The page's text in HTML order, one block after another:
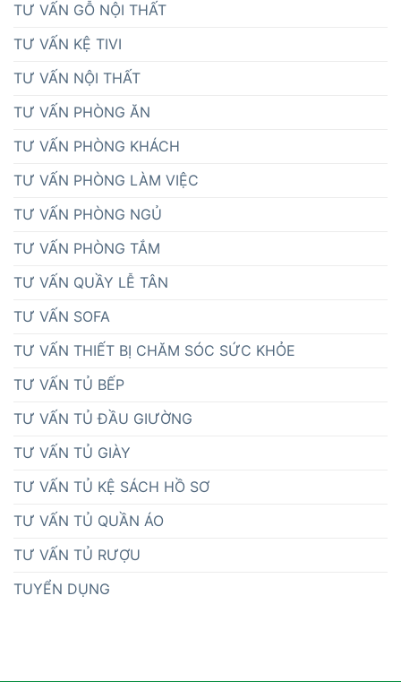
TƯ VẤN GỖ NỘI THẤT
TƯ VẤN KỆ TIVI
TƯ VẤN NỘI THẤT
TƯ VẤN PHÒNG ĂN
TƯ VẤN PHÒNG KHÁCH
TƯ VẤN PHÒNG LÀM VIỆC
TƯ VẤN PHÒNG NGỦ
TƯ VẤN PHÒNG TẮM
TƯ VẤN QUẦY LỄ TÂN
TƯ VẤN SOFA
TƯ VẤN THIẾT BỊ CHĂM SÓC SỨC KHỎE
TƯ VẤN TỦ BẾP
TƯ VẤN TỦ ĐẦU GIƯỜNG
TƯ VẤN TỦ GIÀY
TƯ VẤN TỦ KỆ SÁCH HỒ SƠ
TƯ VẤN TỦ QUẦN ÁO
TƯ VẤN TỦ RƯỢU
TUYỂN DỤNG